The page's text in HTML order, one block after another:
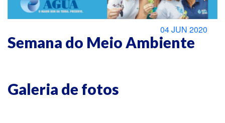
Semana do Meio Ambiente
04 JUN 2020
Galeria de fotos